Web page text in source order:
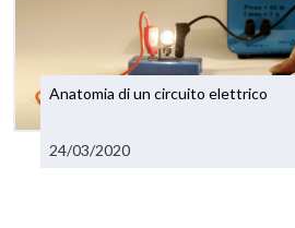
Anatomia di un circuito elettrico
24/03/2020